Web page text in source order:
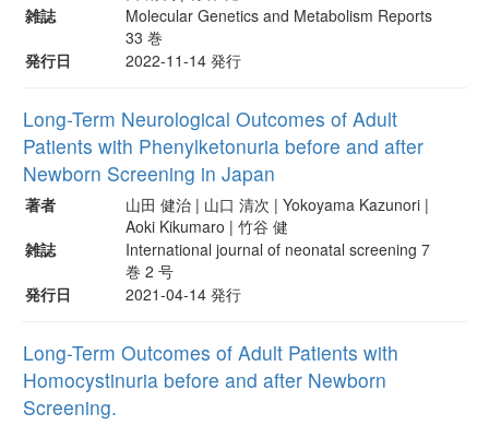
雑誌
Molecular Genetics and Metabolism Reports
33 巻
発行日
2022-11-14 発行
Long-Term Neurological Outcomes of Adult
Patients with Phenylketonuria before and after
Newborn Screening in Japan
著者
山田 健治 | 山口 清次 | Yokoyama Kazunori |
Aoki Kikumaro | 竹谷 健
雑誌
International journal of neonatal screening 7
巻 2 号
発行日
2021-04-14 発行
Long-Term Outcomes of Adult Patients with
Homocystinuria before and after Newborn
Screening.